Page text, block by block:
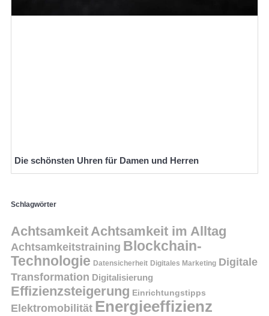
Die schönsten Uhren für Damen und Herren
Schlagwörter
AchtsamkeitAchtsamkeit im Alltag
Achtsamkeitstraining Blockchain-
Technologie Datensicherheit Digitales Marketing Digitale
Transformation Digitalisierung
Effizienzsteigerung Einrichtungstipps
Elektromobilität Energieeffizienz